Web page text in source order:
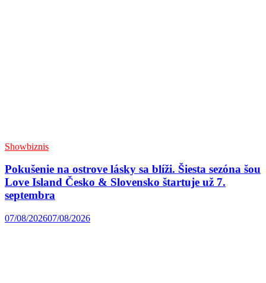
Showbiznis
Pokušenie na ostrove lásky sa blíži. Šiesta sezóna šou
Love Island Česko & Slovensko štartuje už 7.
septembra
07/08/202607/08/2026